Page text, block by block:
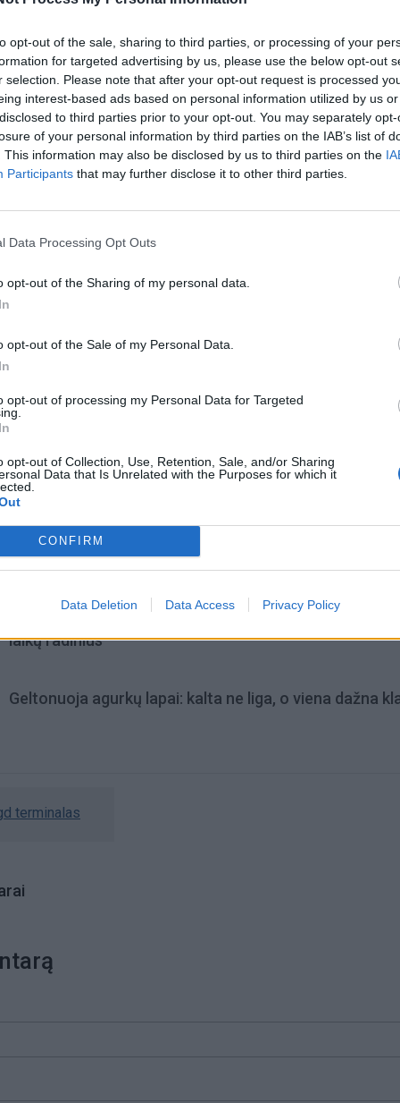
opt-out of the sale, sharing to third parties, or processing of your
for targeted advertising by us, please use the below opt-out
selection. Please note that after your opt-out request is processed
interest-based ads based on personal information utilized by us
to third parties prior to your opt-out. You may separately
of your personal information by third parties on the IAB’s list of
This information may also be disclosed by us to third parties on the
Participants that may further disclose it to other third parties.
Data Processing Opt Outs
opt-out of the Sharing of my personal data.
opt-out of the Sale of my Personal Data.
opt-out of processing my Personal Data for Targeted
opt-out of Collection, Use, Retention, Sale, and/or Sharing
Data that Is Unrelated with the Purposes for which it
CONFIRM
Data Deletion Data Access Privacy Policy
tiekėjo – įmonės LITGAS atstovai sako, kad
į Klaipėdą turėtų atplaukti kas du mėnesius.
turi patiekti daugiau nei pusę milijono kubinių metrų
kiekis būtinas užtikrinti nepertraukiamą terminalo
didžiausią savo
Anatolijus Klemencovas: gal jau
Pelių ir žiurkių baubas: kas graužikus gąsdina labiau nei
nuodai
laikų radinius
Geltonuoja agurkų lapai: kalta ne liga, o viena dažna
terminalas